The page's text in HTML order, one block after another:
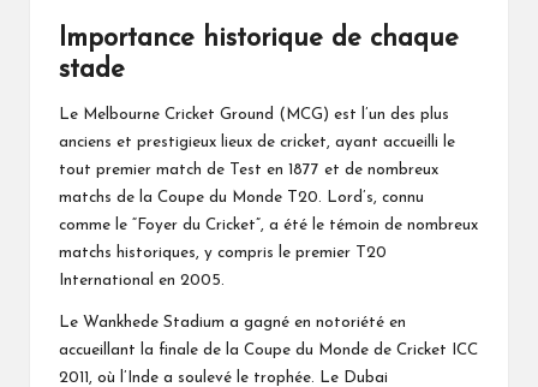
Importance historique de chaque
stade
Le Melbourne Cricket Ground (MCG) est l’un des plus
anciens et prestigieux lieux de cricket, ayant accueilli le
tout premier match de Test en 1877 et de nombreux
matchs de la Coupe du Monde T20. Lord’s, connu
comme le “Foyer du Cricket”, a été le témoin de nombreux
matchs historiques, y compris le premier T20
International en 2005.
Le Wankhede Stadium a gagné en notoriété en
accueillant la finale de la Coupe du Monde de Cricket ICC
2011, où l’Inde a soulevé le trophée. Le Dubai